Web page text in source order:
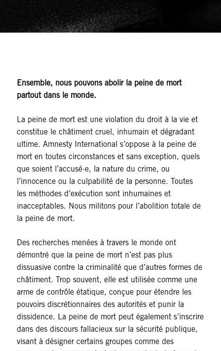
Ensemble, nous pouvons abolir la peine de mort
partout dans le monde.
La peine de mort est une violation du droit à la vie et
constitue le châtiment cruel, inhumain et dégradant
ultime. Amnesty International s’oppose à la peine de
mort en toutes circonstances et sans exception, quels
que soient l’accusé·e, la nature du crime, ou
l’innocence ou la culpabilité de la personne. Toutes
les méthodes d’exécution sont inhumaines et
inacceptables. Nous militons pour l’abolition totale de
la peine de mort.
Des recherches menées à travers le monde ont
démontré que la peine de mort n’est pas plus
dissuasive contre la criminalité que d’autres formes de
châtiment. Trop souvent, elle est utilisée comme une
arme de contrôle étatique, conçue pour étendre les
pouvoirs discrétionnaires des autorités et punir la
dissidence. La peine de mort peut également s’inscrire
dans des discours fallacieux sur la sécurité publique,
visant à désigner certains groupes comme des